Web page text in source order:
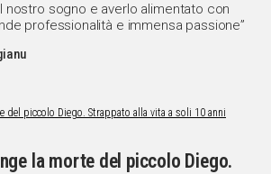
nostro sogno e averlo alimentato con
professionalità e immensa passione”
la morte del piccolo Diego.